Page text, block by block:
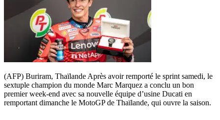
(AFP) Buriram, Thaïlande Après avoir remporté le sprint samedi, le
sextuple champion du monde Marc Marquez a conclu un bon
premier week-end avec sa nouvelle équipe d’usine Ducati en
remportant dimanche le MotoGP de Thaïlande, qui ouvre la saison.